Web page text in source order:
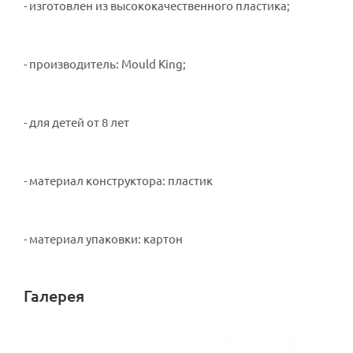
- изготовлен из высококачественного пластика;
- производитель: Mould King;
- для детей от 8 лет
- материал конструктора: пластик
- материал упаковки: картон
Галерея